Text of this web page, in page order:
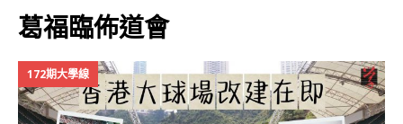
葛福臨佈道會
172期大學線